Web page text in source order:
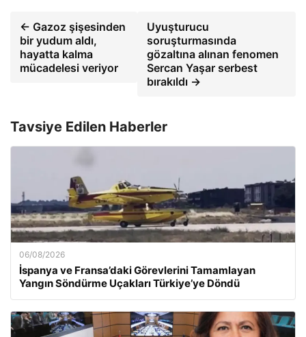
← Gazoz şişesinden
bir yudum aldı,
hayatta kalma
mücadelesi veriyor
Uyuşturucu
soruşturmasında
gözaltına alınan fenomen
Sercan Yaşar serbest
bırakıldı →
Tavsiye Edilen Haberler
06/08/2026
İspanya ve Fransa’daki Görevlerini Tamamlayan
Yangın Söndürme Uçakları Türkiye’ye Döndü